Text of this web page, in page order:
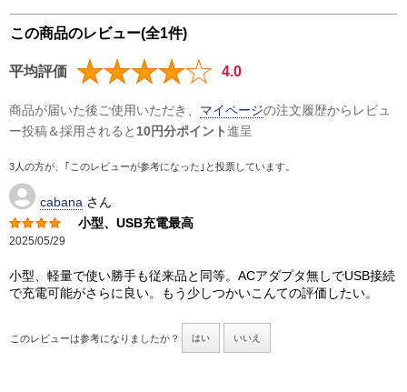
この商品のレビュー(全1件)
平均評価 4.0
商品が届いた後ご使用いただき、 マイページの注文履歴からレビュ
ー投稿＆採用されると 10円分ポイント進呈
3人の方が、｢このレビューが参考になった｣と投票しています。
cabana さん
小型、USB充電最高
2025/05/29
小型、軽量で使い勝手も従来品と同等。ACアダプタ無しでUSB接続
で充電可能がさらに良い。もう少しつかいこんての評価したい。
このレビューは参考になりましたか？ はい いいえ